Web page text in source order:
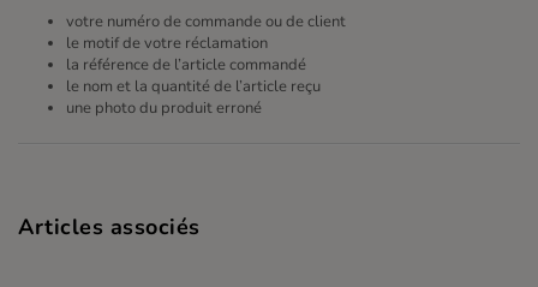
votre numéro de commande ou de client
le motif de votre réclamation
la référence de l’article commandé
le nom et la quantité de l’article reçu
une photo du produit erroné
Articles associés